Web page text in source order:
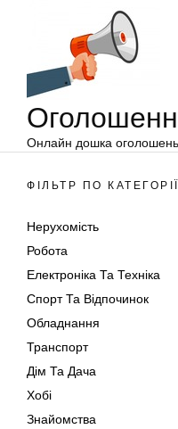
Онлайн дошка оголошень
ФІЛЬТР ПО КАТЕГОРІЇ
Нерухомість
Робота
Електроніка Та Техніка
Спорт Та Відпочинок
Обладнання
Транспорт
Дім Та Дача
Хобі
Знайомства